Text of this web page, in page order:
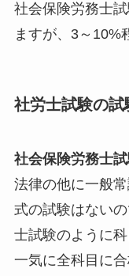
社会保険労務士
ますが、3～10%
社労士試験の試
社会保険労務士
法律の他に一般
式の試験はない
士試験のように
一気に全科目に